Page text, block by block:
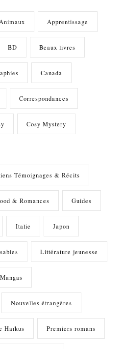
Animaux Apprentissage
BD Beaux livres
Canada
Correspondances
Cosy Mystery
Témoignages & Récits
& Romances Guides
Italie Japon
Littérature jeunesse
Mangas
Nouvelles étrangères
Haïkus Premiers romans